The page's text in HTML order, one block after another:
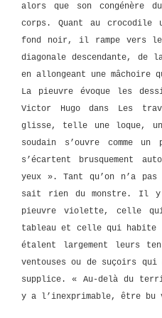
alors que son congénère
corps. Quant au crocodile
fond noir, il rampe vers
diagonale descendante,
en allongeant une
La pieuvre évoque les
Victor Hugo dans Les
glisse, telle une loque, une
soudain s’ouvre comme
s’écartent brusquement
yeux ». Tant qu’on n’a
sait rien du monstre. Il
pieuvre violette, celle
tableau et celle qui habite
étalent largement leurs
ventouses ou de suçoirs qui
supplice. « Au-delà du
y a l’inexprimable, être bu